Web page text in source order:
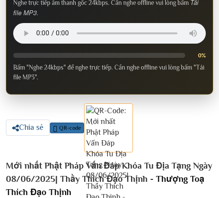
Nghe trực tiếp âm thanh gốc 24kbps. Cần nghe offline vui lòng bấm Tải
file MP3.
0%
Bấm "Nghe 24kbps" để nghe trực tiếp. Cần nghe offline vui lòng bấm "Tải
file MP3".
Chia sẻ QR-code
Mới nhất Phật Pháp Vấn Đáp Khóa Tu Địa Tạng Ngày
08/06/2025| Thầy Thích Đạo Thịnh - Thượng Toạ
Thích Đạo Thịnh